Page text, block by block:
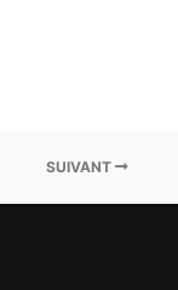
SUIVANT